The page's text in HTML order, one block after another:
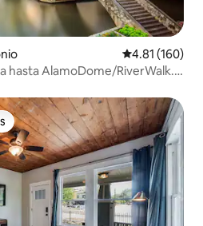
Calificación
4.81 (160)
hasta AlamoDome/RiverWalk.